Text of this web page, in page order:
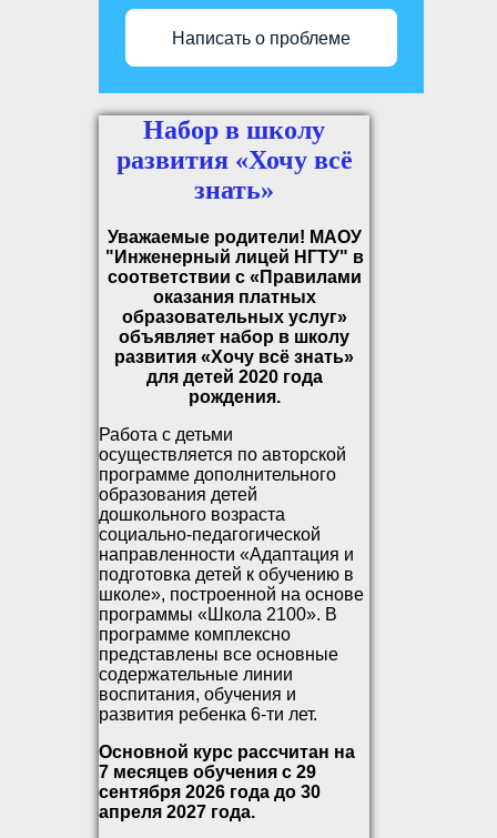
Написать о проблеме
Набор в школу
развития «Хочу всё
знать»
Уважаемые родители! МАОУ
"Инженерный лицей НГТУ" в
соответствии с «Правилами
оказания платных
образовательных услуг»
объявляет набор в школу
развития «Хочу всё знать»
для детей 2020 года
рождения.
Работа с детьми
осуществляется по авторской
программе дополнительного
образования детей
дошкольного возраста
социально-педагогической
направленности «Адаптация и
подготовка детей к обучению в
школе», построенной на основе
программы «Школа 2100». В
программе комплексно
представлены все основные
содержательные линии
воспитания, обучения и
развития ребенка 6-ти лет.
Основной курс рассчитан на
7 месяцев обучения с 29
сентября 2026 года до 30
апреля 2027 года.